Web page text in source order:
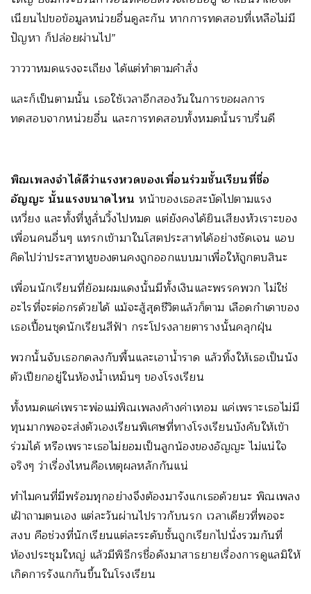
เนียนไปขอข้อมูลหน่วยอื่นดูละกัน หากการทดสอบที่เหลือไม่มี
ปัญหา ก็ปล่อยผ่านไป”
วาววาหมดแรงจะเถียง ได้แต่ทำตามคำสั่ง
และก็เป็นตามนั้น เธอใช้เวลาอีกสองวันในการขอผลการ
ทดสอบจากหน่วยอื่น และการทดสอบทั้งหมดนั้นราบรื่นดี
พิณเพลงจำได้ดีว่าแรงหวดของเพื่อนร่วมชั้นเรียนที่ชื่อ
อัญญะ นั้นแรงขนาดไหน หน้าของเธอสะบัดไปตามแรง
เหวี่ยง และทั้งที่หูลั่นวิ้งไปหมด แต่ยังคงได้ยินเสียงหัวเราะของ
เพื่อนคนอื่นๆ แทรกเข้ามาในโสตประสาทได้อย่างชัดเจน แอบ
คิดไปว่าประสาทหูของตนคงถูกออกแบบมาเพื่อให้ถูกตบสินะ
เพื่อนนักเรียนที่ย้อมผมแดงนั้นมีทั้งเงินและพรรคพวก ไม่ใช่
อะไรที่จะต่อกรด้วยได้ แม้จะสู้สุดชีวิตแล้วก็ตาม เลือดกำเดาของ
เธอเปื้อนชุดนักเรียนสีฟ้า กระโปรงลายตารางนั้นคลุกฝุ่น
พวกนั้นจับเธอกดลงกับพื้นและเอาน้ำราด แล้วทิ้งให้เธอเป็นนัง
ตัวเปียกอยู่ในห้องน้ำเหม็นๆ ของโรงเรียน
ทั้งหมดแค่เพราะพ่อแม่พิณเพลงค้างค่าเทอม แค่เพราะเธอไม่มี
ทุนมากพอจะส่งตัวเองเรียนพิเศษที่ทางโรงเรียนบังคับให้เข้า
ร่วมได้ หรือเพราะเธอไม่ยอมเป็นลูกน้องของอัญญะ ไม่แน่ใจ
จริงๆ ว่าเรื่องไหนคือเหตุผลหลักกันแน่
ทำไมคนที่มีพร้อมทุกอย่างจึงต้องมารังแกเธอด้วยนะ พิณเพลง
เฝ้าถามตนเอง แต่ละวันผ่านไปราวกับนรก เวลาเดียวที่พอจะ
สงบ คือช่วงที่นักเรียนแต่ละระดับชั้นถูกเรียกไปนั่งรวมกันที่
ห้องประชุมใหญ่ แล้วมีพิธีกรชื่อดังมาสาธยายเรื่องการดูแลมิให้
เกิดการรังแกกันขึ้นในโรงเรียน